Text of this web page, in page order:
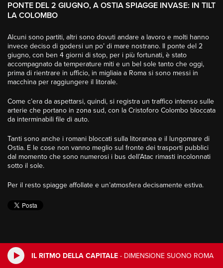
IL RITMO DELLA CAPITALE - DIMENSIONE SUONO ROMA
PONTE DEL 2 GIUGNO, A OSTIA SPIAGGE INVASE: IN TILT
LA COLOMBO
Alcuni sono partiti, altri sono dovuti andare a lavoro e molti hanno
invece deciso di godersi un po’ di mare nostrano. Il ponte del 2
giugno, con ben 4 giorni di stop, per i più fortunati, è stato
accompagnato da temperature miti e un bel sole tanto che oggi,
prima di rientrare in ufficio, in migliaia a Roma si sono messi in
macchina per raggiungere il litorale.
Come c’era da aspettarsi, quindi, si registra un traffico intenso sulle
arterie che portano in zona sud, con la Cristoforo Colombo bloccata
da interminabili file di auto.
Tanti sono anche i romani bloccati sulla litoranea e il lungomare di
Ostia. E le cose non vanno meglio sul fronte dei trasporti pubblici
dal momento che sono numerosi i bus dell’Atac rimasti incolonnati
sotto il sole.
Per il resto spiagge affollate e un’atmosfera decisamente estiva.